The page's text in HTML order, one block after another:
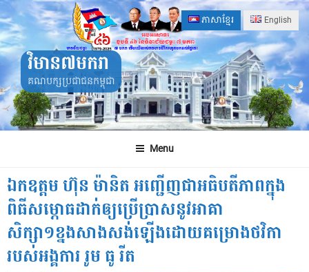
Skip
to
content
ភាសាខ្មែរ English
វិមាន៧មករា
គណបក្សប្រជាជនកម្ពុជា
Menu
ឯកឧត្តម ហ៊ុន ម៉ានិត អញ្ជើញជាអធិបតីភាពក្នុង
ពិធីសម្ភោធដាក់ឲ្យប្រើប្រាសនូវអាគា
សិក្សា១ខ្នងសាងសង់ឡើងដោយគម្រោងថវិកា
របស់អង្គការ រូម ធូ រីត